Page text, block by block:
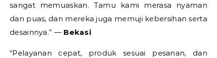
sangat memuaskan. Tamu kami merasa nyaman
dan puas, dan mereka juga memuji kebersihan serta
desainnya.” — Bekasi
“Pelayanan cepat, produk sesuai pesanan, dan